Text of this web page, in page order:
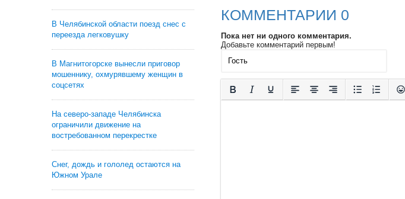
В Челябинской области поезд снес с
переезда легковушку
В Магнитогорске вынесли приговор
мошеннику, охмурявшему женщин в
соцсетях
На северо-западе Челябинска
ограничили движение на
востребованном перекрестке
Снег, дождь и гололед остаются на
Южном Урале
КОММЕНТАРИИ 0
Пока нет ни одного комментария.
Добавьте комментарий первым!